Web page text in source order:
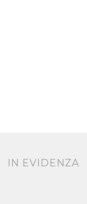
IN EVIDENZA